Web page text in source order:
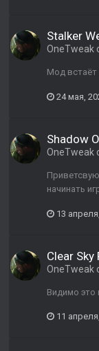
Stalker
OneTweak
Мод встаёт
24 мая,
Shadow
OneTweak
начинать
13
Clear Sky
OneTweak
Видимо это
11